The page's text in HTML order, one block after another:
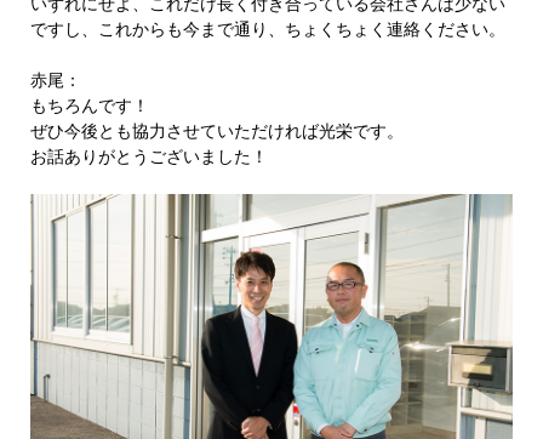
いずれにせよ、これだけ長く付き合っている会社さんは少ない
ですし、これからも今まで通り、ちょくちょく連絡ください。
赤尾：
もちろんです！
ぜひ今後とも協力させていただければ光栄です。
お話ありがとうございました！